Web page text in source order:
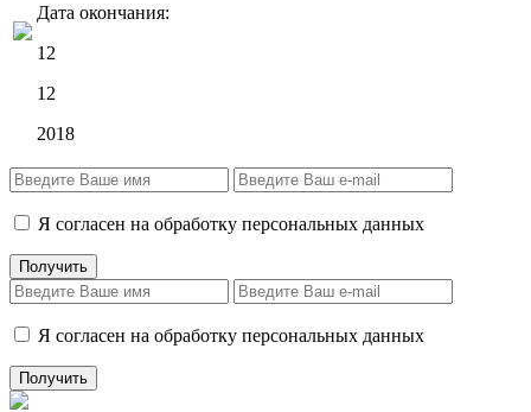
Дата окончания:
12
12
2018
Я согласен на обработку персональных данных
Я согласен на обработку персональных данных